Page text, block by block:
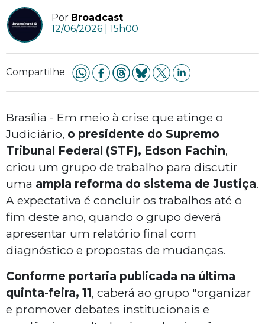
Por Broadcast
12/06/2026 | 15h00
Compartilhe
Brasília - Em meio à crise que atinge o
Judiciário, o presidente do Supremo
Tribunal Federal (STF), Edson Fachin,
criou um grupo de trabalho para discutir
uma ampla reforma do sistema de Justiça.
A expectativa é concluir os trabalhos até o
fim deste ano, quando o grupo deverá
apresentar um relatório final com
diagnóstico e propostas de mudanças.
Conforme portaria publicada na última
quinta-feira, 11, caberá ao grupo "organizar
e promover debates institucionais e